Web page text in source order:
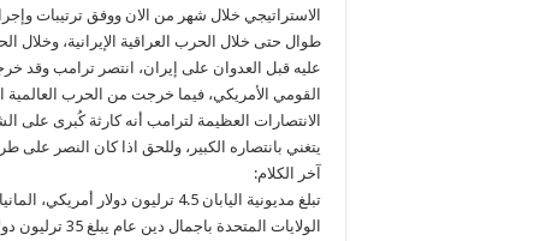
الاستراتيجي خلال شهر من الان ووفق ترتيبات
طوال حتى خلال الحرب العراقية الإيرانية، وخلال
الانتصارات العظيمة لترامب أنه كارثة كُبرى على
يتغني بانتصاره الكبير، وللحق اذا كان النصر
آخر الكلام:
الولايات